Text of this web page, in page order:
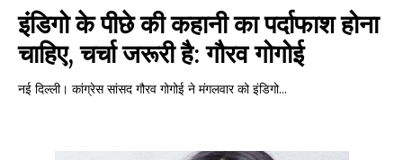
इंडिगो के पीछे की कहानी का पर्दाफाश होना
चाहिए, चर्चा जरूरी है: गौरव गोगोई
नई दिल्ली। कांग्रेस सांसद गौरव गोगोई ने मंगलवार को इंडिगो...